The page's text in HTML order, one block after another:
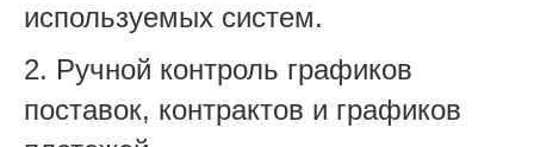
используемых систем.
2. Ручной контроль графиков
поставок, контрактов и графиков